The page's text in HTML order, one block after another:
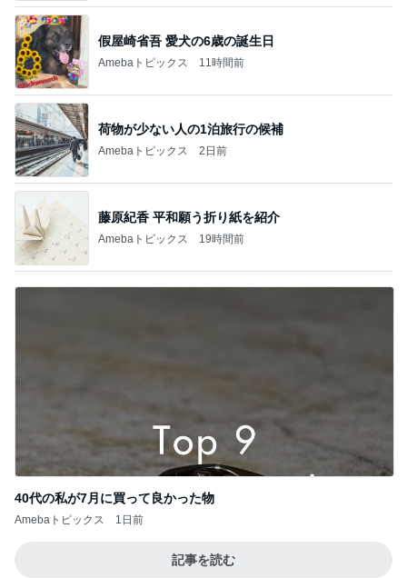
假屋崎省吾 愛犬の6歳の誕生日
Amebaトピックス 11時間前
荷物が少ない人の1泊旅行の候補
Amebaトピックス 2日前
藤原紀香 平和願う折り紙を紹介
Amebaトピックス 19時間前
40代の私が7月に買って良かった物
Amebaトピックス 1日前
記事を読む